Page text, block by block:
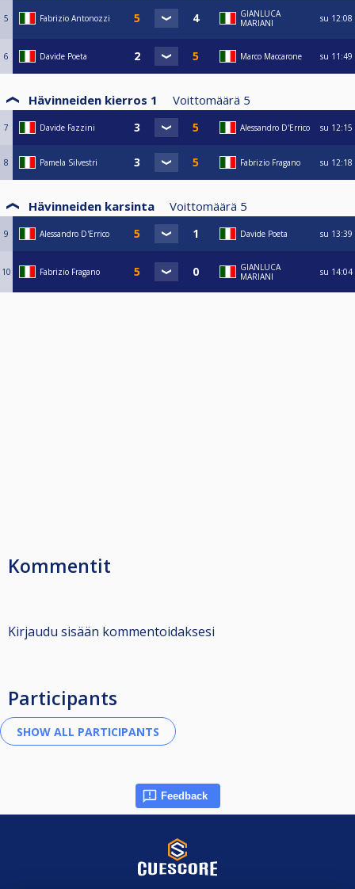
5 Fabrizio Antonozzi
GIANLUCA
MARIANI
su 12:08
6 Davide Poeta Marco Maccarone su 11:49
Hävinneiden kierros 1 Voittomäärä 5
7 Davide Fazzini Alessandro D'Errico su 12:15
8 Pamela Silvestri Fabrizio Fragano su 12:18
Hävinneiden karsinta Voittomäärä 5
9 Alessandro D'Errico Davide Poeta su 13:39
10 Fabrizio Fragano
GIANLUCA
MARIANI
su 14:04
Kommentit
Kirjaudu sisään kommentoidaksesi
Participants
Feedback